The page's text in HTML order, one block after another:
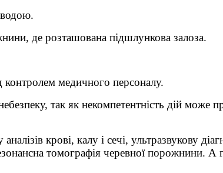
де розташована підшлункова залоза.
контролем медичного персоналу.
так як некомпетентність дій може
крові, калу і сечі, ультразвукову
томографія черевної порожнини. А